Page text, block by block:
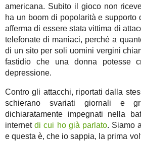
americana. Subito il gioco non
ha un boom di popolarità e supporto
afferma di essere stata vittima di
telefonate di maniaci, perché a
di un sito per soli uomini vergini
fastidio che una donna potesse
depressione.
Contro gli attacchi, riportati dalla
schierano svariati giornali e
dichiaratamente impegnati nella
internetdi cui ho già parlato. Siamo
e questa è, che io sappia, la prima